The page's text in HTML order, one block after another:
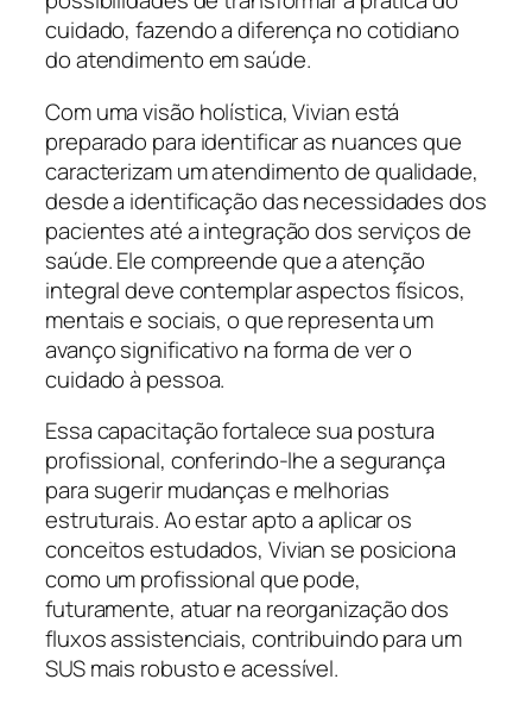
cuidado, fazendo a diferença no cotidiano
do atendimento em saúde.
Com uma visão holística, Vivian está
preparado para identificar as nuances que
caracterizam um atendimento de qualidade,
desde a identificação das necessidades dos
pacientes até a integração dos serviços de
saúde. Ele compreende que a atenção
integral deve contemplar aspectos físicos,
mentais e sociais, o que representa um
avanço significativo na forma de ver o
cuidado à pessoa.
Essa capacitação fortalece sua postura
profissional, conferindo-lhe a segurança
para sugerir mudanças e melhorias
estruturais. Ao estar apto a aplicar os
conceitos estudados, Vivian se posiciona
como um profissional que pode,
futuramente, atuar na reorganização dos
fluxos assistenciais, contribuindo para um
SUS mais robusto e acessível.